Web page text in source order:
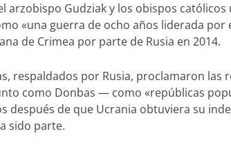
arzobispo Gudziak y los obispos
«una guerra de ocho años liderada por
de Crimea por parte de Rusia en 2014.
respaldados por Rusia, proclamaron las
como Donbas — como «repúblicas
después de que Ucrania obtuviera su
sido parte.